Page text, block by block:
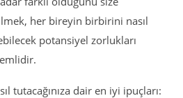
her bireyin birbirini nasıl
potansiyel zorlukları
tutacağınıza dair en iyi ipuçları: